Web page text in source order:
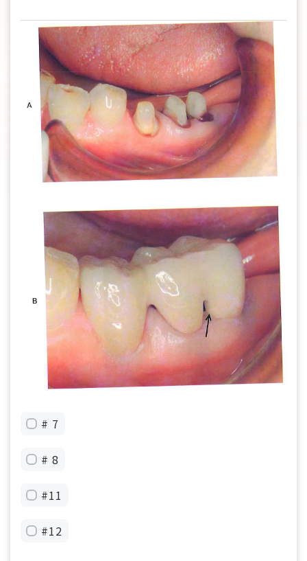
# 7
# 8
#11
#12